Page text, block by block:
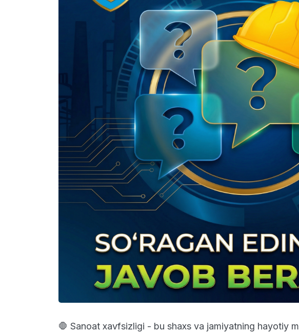
🛑 Sanoat xavfsizligi - bu shaxs va jamiyatning hayotiy